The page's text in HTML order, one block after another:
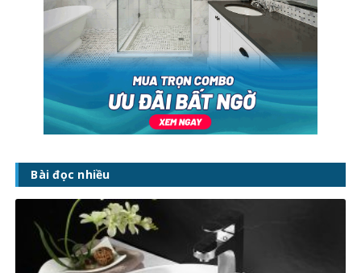
Bài đọc nhiều